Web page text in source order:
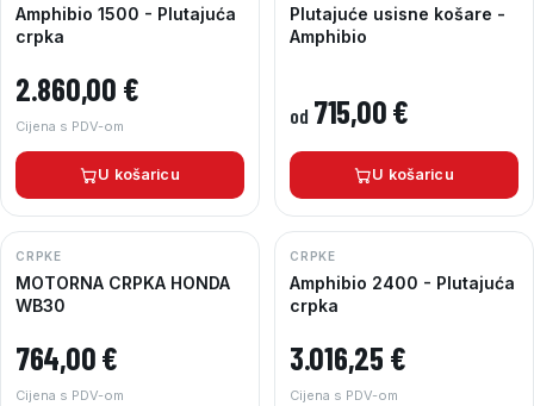
Amphibio 1500 - Plutajuća
crpka
2.860,00 €
Cijena s PDV-om
U košaricu
Plutajuće usisne košare -
Amphibio
od 715,00€
U košaricu
CRPKE
MOTORNA CRPKA HONDA
WB30
764,00€
Cijena s PDV-om
CRPKE
Amphibio 2400 - Plutajuća
crpka
3.016,25 €
Cijena s PDV-om